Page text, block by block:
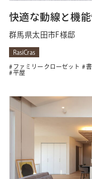
快適な動線と機
群馬県太田市F様邸
RasiCras
ファミリークローゼット
平屋